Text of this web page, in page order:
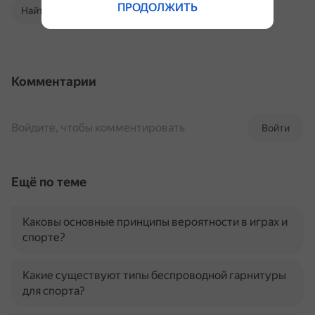
Найти в Поиске
Комментарии
Войти
Войдите, чтобы комментировать
Ещё по теме
Каковы основные принципы вероятности в играх и
спорте?
Какие существуют типы беспроводной гарнитуры
для спорта?
ПРОДОЛЖИТЬ